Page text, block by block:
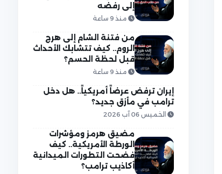
إلى رفضه
منذ 9 ساعة
من فتنة الشام إلى هرج
الروم.. كيف تتشابك الأحداث
قبل لحظة الحسم؟
منذ 9 ساعة
إيران ترفض عرضاً أمريكياً.. هل دخل
ترامب في مأزق جديد؟
الخميس 06 آب 2026
مضيق هرمز ومؤشرات
الورطة الأمريكية.. كيف
فضحت التطورات الميدانية
أكاذيب ترامب؟